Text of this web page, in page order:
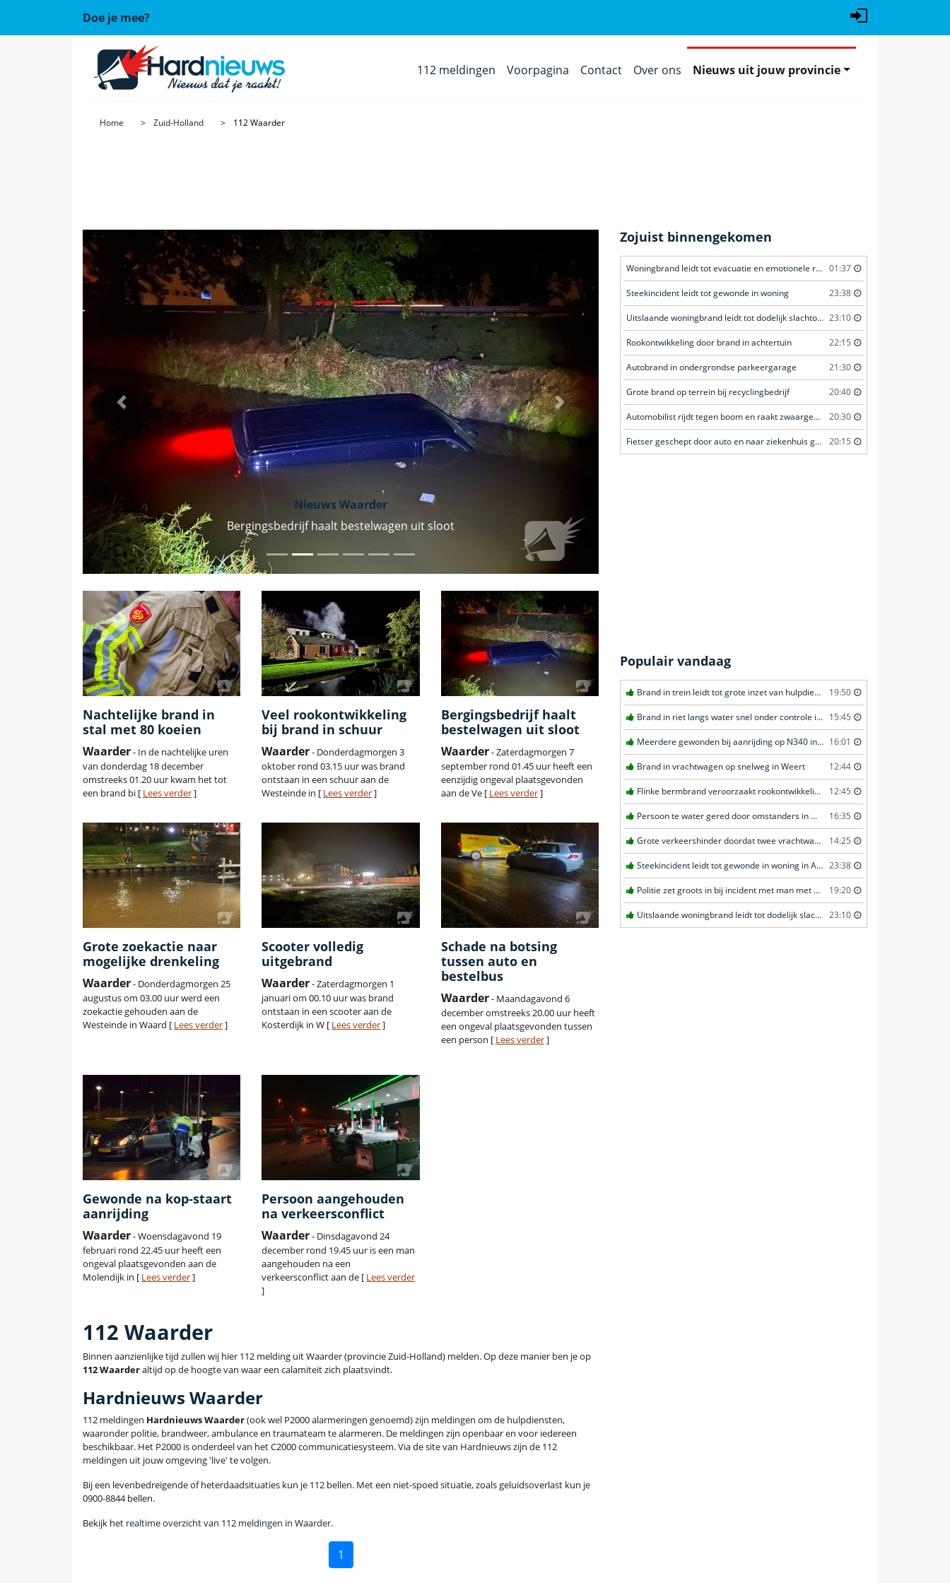
Doe je mee?
112 meldingen Voorpagina Contact Over ons Nieuws uit jouw provincie
Home Zuid-Holland 112 Waarder
Nieuws Waarder
Bergingsbedrijf haalt bestelwagen uit sloot
Vorige Volgende
Nachtelijke brand in
stal met 80 koeien
Waarder- In de nachtelijke uren
van donderdag 18 december
omstreeks 01.20 uur kwam het tot
een brand bi [ Lees verder]
Veel rookontwikkeling
bij brand in schuur
Waarder- Donderdagmorgen 3
oktober rond 03.15 uur was brand
ontstaan in een schuur aan de
Westeinde in [ Lees verder]
Bergingsbedrijf haalt
bestelwagen uit sloot
Waarder- Zaterdagmorgen 7
september rond 01.45 uur heeft een
eenzijdig ongeval plaatsgevonden
aan de Ve [ Lees verder]
Grote zoekactie naar
mogelijke drenkeling
Waarder- Donderdagmorgen 25
augustus om 03.00 uur werd een
zoekactie gehouden aan de
Westeinde in Waard [ Lees verder]
Scooter volledig
uitgebrand
Waarder- Zaterdagmorgen 1
januari om 00.10 uur was brand
ontstaan in een scooter aan de
Kosterdijk in W [ Lees verder]
Schade na botsing
tussen auto en
bestelbus
Waarder- Maandagavond 6
december omstreeks 20.00 uur heeft
een ongeval plaatsgevonden tussen
een person [ Lees verder]
Gewonde na kop-staart
aanrijding
Waarder- Woensdagavond 19
februari rond 22.45 uur heeft een
ongeval plaatsgevonden aan de
Molendijk in [ Lees verder]
Persoon aangehouden
na verkeersconflict
Waarder- Dinsdagavond 24
december rond 19.45 uur is een man
aangehouden na een
verkeersconflict aan de [ Lees verder
]
112 Waarder
Binnen aanzienlijke tijd zullen wij hier 112 melding uit Waarder (provincie Zuid-Holland) melden. Op deze manier ben je op
112 Waarderaltijd op de hoogte van waar een calamiteit zich plaatsvindt.
Hardnieuws Waarder
112 meldingen Hardnieuws Waarder(ook wel P2000 alarmeringen genoemd) zijn meldingen om de hulpdiensten,
waaronder politie, brandweer, ambulance en traumateam te alarmeren. De meldingen zijn openbaar en voor iedereen
beschikbaar. Het P2000 is onderdeel van het C2000 communicatiesysteem. Via de site van Hardnieuws zijn de 112
meldingen uit jouw omgeving 'live' te volgen.
Bij een levenbedreigende of heterdaadsituaties kun je 112 bellen. Met een niet-spoed situatie, zoals geluidsoverlast kun je
0900-8844 bellen.
Bekijk het realtime overzicht van 112 meldingen in Waarder.
1
Zojuist binnengekomen
Woningbrand leidt tot evacuatie en emotionele redding van kat 01:37
Steekincident leidt tot gewonde in woning 23:38
Uitslaande woningbrand leidt tot dodelijk slachtoffer 23:10
Rookontwikkeling door brand in achtertuin 22:15
Autobrand in ondergrondse parkeergarage 21:30
Grote brand op terrein bij recyclingbedrijf 20:40
Automobilist rijdt tegen boom en raakt zwaargewond 20:30
Fietser geschept door auto en naar ziekenhuis gebracht 20:15
Populair vandaag
Brand in trein leidt tot grote inzet van hulpdiensten in Amersfoort 19:50
Brand in riet langs water snel onder controle in Amersfoort 15:45
Meerdere gewonden bij aanrijding op N340 in Ommen 16:01
Brand in vrachtwagen op snelweg in Weert 12:44
Flinke bermbrand veroorzaakt rookontwikkeling in Haastrecht 12:45
Persoon te water gered door omstanders in Waddinxveen 16:35
Grote verkeershinder doordat twee vrachtwagens botsen tunnel in Zwijndrecht 14:25
Steekincident leidt tot gewonde in woning in Amsterdam 23:38
Politie zet groots in bij incident met man met verward gedrag in Leeuwarden 19:20
Uitslaande woningbrand leidt tot dodelijk slachtoffer in Rotterdam 23:10